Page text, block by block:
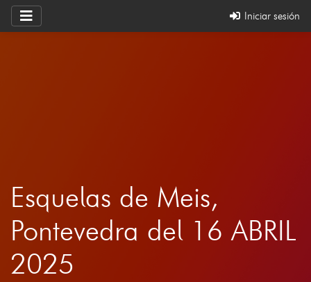
Iniciar sesión
Esquelas de Meis,
Pontevedra del 16 ABRIL
2025